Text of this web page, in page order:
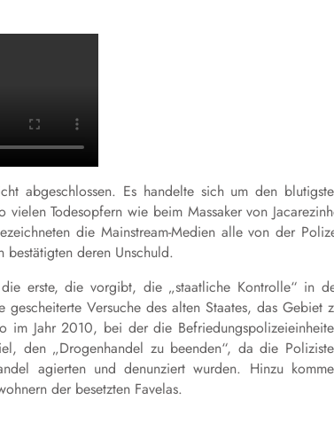
abgeschlossen. Es handelte sich um den
Todesopfern wie beim Massaker von
die Mainstream-Medien alle von der
deren Unschuld.
erste, die vorgibt, die „staatliche Kontrolle“ in
Versuche des alten Staates, das Gebiet
im Jahr 2010, bei der die
den „Drogenhandel zu beenden“, da die
agierten und denunziert wurden. Hinzu
der besetzten Favelas.